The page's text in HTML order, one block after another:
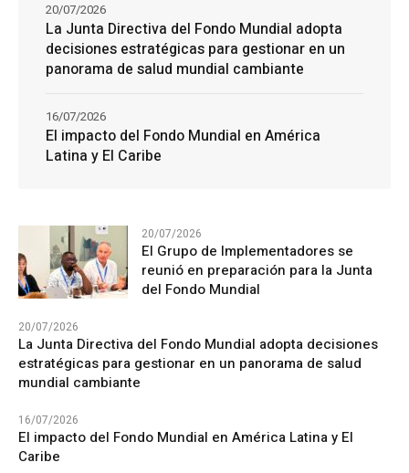
La Junta Directiva del Fondo Mundial adopta
decisiones estratégicas para gestionar en un
panorama de salud mundial cambiante
20/07/2026
El impacto del Fondo Mundial en América
Latina y El Caribe
16/07/2026
20/07/2026
El Grupo de Implementadores se
reunió en preparación para la Junta
del Fondo Mundial
20/07/2026
La Junta Directiva del Fondo Mundial adopta decisiones
estratégicas para gestionar en un panorama de salud
mundial cambiante
16/07/2026
El impacto del Fondo Mundial en América Latina y El
Caribe